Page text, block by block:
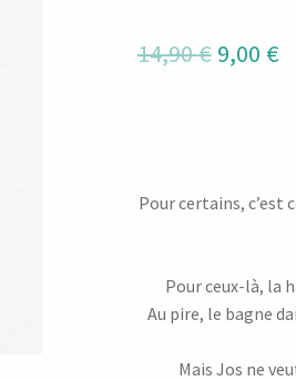
14,90€ Le
14,90 €.
9,00 €Le
Pour certains, c’est
Pour ceux-là, la
Au pire, le bagne
Mais Jos ne